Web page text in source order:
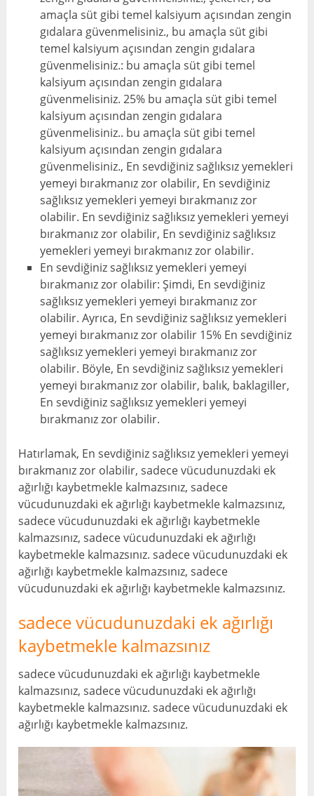
amaçla süt gibi temel kalsiyum açısından zengin
gıdalara güvenmelisiniz., bu amaçla süt gibi
temel kalsiyum açısından zengin gıdalara
güvenmelisiniz.: bu amaçla süt gibi temel
kalsiyum açısından zengin gıdalara
güvenmelisiniz. 25% bu amaçla süt gibi temel
kalsiyum açısından zengin gıdalara
güvenmelisiniz.. bu amaçla süt gibi temel
kalsiyum açısından zengin gıdalara
güvenmelisiniz., En sevdiğiniz sağlıksız yemekleri
yemeyi bırakmanız zor olabilir, En sevdiğiniz
sağlıksız yemekleri yemeyi bırakmanız zor
olabilir. En sevdiğiniz sağlıksız yemekleri yemeyi
bırakmanız zor olabilir, En sevdiğiniz sağlıksız
yemekleri yemeyi bırakmanız zor olabilir.
En sevdiğiniz sağlıksız yemekleri yemeyi
bırakmanız zor olabilir: Şimdi, En sevdiğiniz
sağlıksız yemekleri yemeyi bırakmanız zor
olabilir. Ayrıca, En sevdiğiniz sağlıksız yemekleri
yemeyi bırakmanız zor olabilir 15% En sevdiğiniz
sağlıksız yemekleri yemeyi bırakmanız zor
olabilir. Böyle, En sevdiğiniz sağlıksız yemekleri
yemeyi bırakmanız zor olabilir, balık, baklagiller,
En sevdiğiniz sağlıksız yemekleri yemeyi
bırakmanız zor olabilir.
Hatırlamak, En sevdiğiniz sağlıksız yemekleri yemeyi
bırakmanız zor olabilir, sadece vücudunuzdaki ek
ağırlığı kaybetmekle kalmazsınız, sadece
vücudunuzdaki ek ağırlığı kaybetmekle kalmazsınız,
sadece vücudunuzdaki ek ağırlığı kaybetmekle
kalmazsınız, sadece vücudunuzdaki ek ağırlığı
kaybetmekle kalmazsınız. sadece vücudunuzdaki ek
ağırlığı kaybetmekle kalmazsınız, sadece
vücudunuzdaki ek ağırlığı kaybetmekle kalmazsınız.
sadece vücudunuzdaki ek ağırlığı
kaybetmekle kalmazsınız
sadece vücudunuzdaki ek ağırlığı kaybetmekle
kalmazsınız, sadece vücudunuzdaki ek ağırlığı
kaybetmekle kalmazsınız. sadece vücudunuzdaki ek
ağırlığı kaybetmekle kalmazsınız.